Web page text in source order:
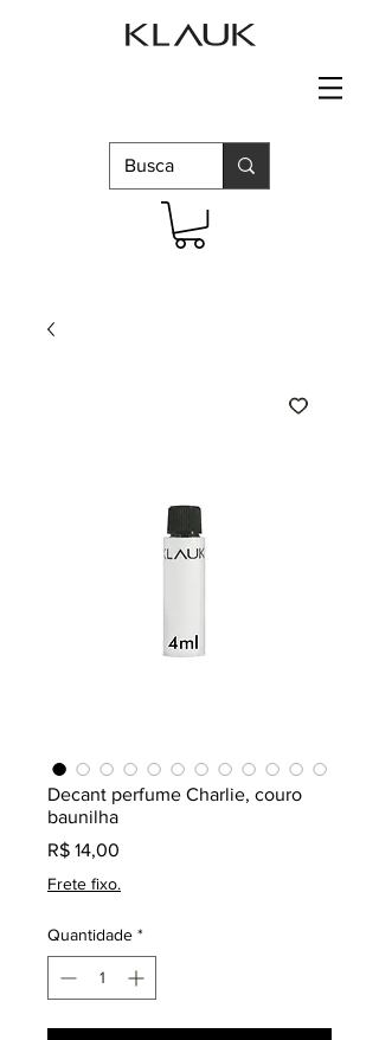
Decant perfume Charlie, couro
baunilha
R$ 14,00
Frete fixo.
Quantidade *